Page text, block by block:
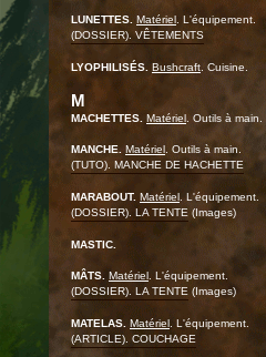
LUNETTES. Matériel . L'équipement.
(DOSSIER). VÊTEMENTS
LYOPHILISÉS. Bushcraft . Cuisine.
M
MACHETTES. Matériel . Outils à main.
MANCHE. Matériel . Outils à main.
(TUTO). MANCHE DE HACHETTE
MARABOUT. Matériel . L'équipement.
(DOSSIER). LA TENTE (Images)
MASTIC.
MÂTS. Matériel . L'équipement.
(DOSSIER). LA TENTE (Images)
MATELAS. Matériel . L'équipement.
(ARTICLE). COUCHAGE